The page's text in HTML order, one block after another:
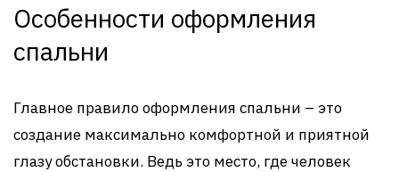
Особенности оформления
спальни
Главное правило оформления спальни – это
создание максимально комфортной и приятной
глазу обстановки. Ведь это место, где человек